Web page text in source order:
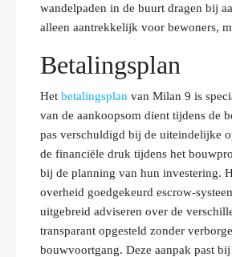
wandelpaden in de buurt dragen bij
alleen aantrekkelijk voor bewoners,
Betalingsplan
Het betalingsplan van Milan 9 is
van de aankoopsom dient tijdens de
pas verschuldigd bij de uiteindelijke
de financiële druk tijdens het
bij de planning van hun investering.
overheid goedgekeurd escrow-
uitgebreid adviseren over de
transparant opgesteld zonder
bouwvoortgang. Deze aanpak past